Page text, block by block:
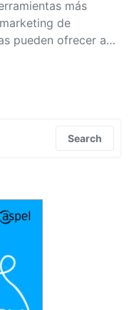
más
de
pueden ofrecer a…
Search